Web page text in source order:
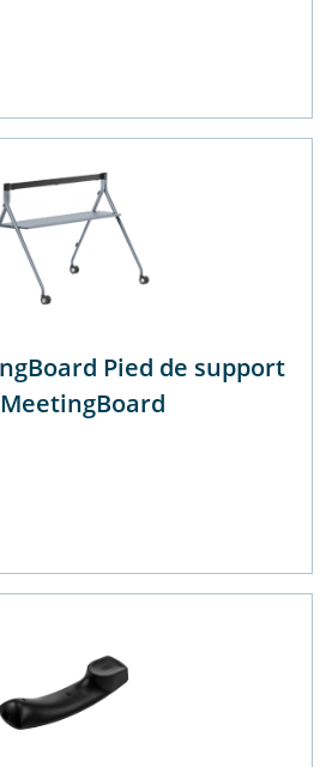
Pied de support
MeetingBoard